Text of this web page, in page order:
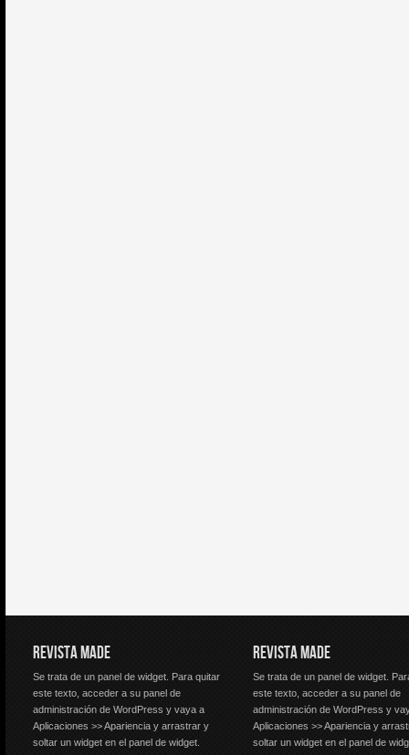
REVISTA MADE
Se trata de un panel de widget. Para quitar
este texto, acceder a su panel de
administración de WordPress y vaya a
Aplicaciones >> Apariencia y arrastrar y
soltar un widget en el panel de widget.
REVISTA MADE
Se trata de un panel de widget.
este texto, acceder a su panel de
administración de WordPress y
Aplicaciones >> Apariencia y
soltar un widget en el panel de